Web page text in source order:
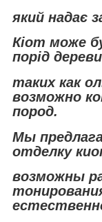
який надає
Кіот може
порід
таких как
возможно
пород.
Мы
отделку
возможны